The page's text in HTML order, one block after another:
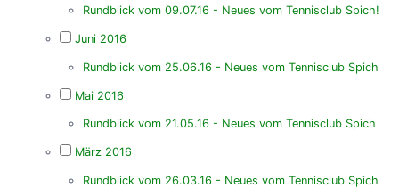
Rundblick vom 09.07.16 - Neues vom Tennisclub Spich!
Juni 2016
Rundblick vom 25.06.16 - Neues vom Tennisclub Spich
Mai 2016
Rundblick vom 21.05.16 - Neues vom Tennisclub Spich
März 2016
Rundblick vom 26.03.16 - Neues vom Tennisclub Spich